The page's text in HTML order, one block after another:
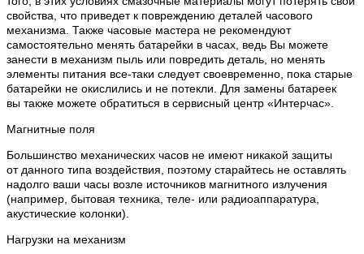
свойства, что приведет к повреждению деталей часового
механизма. Также часовые мастера не рекомендуют
самостоятельно менять батарейки в часах, ведь Вы можете
занести в механизм пыль или повредить деталь, но менять
элементы питания все-таки следует своевременно, пока старые
батарейки не окислились и не потекли. Для замены батареек
вы также можете обратиться в сервисный центр «Интерчас».
Магнитные поля
Большинство механических часов не имеют никакой защиты
от данного типа воздействия, поэтому старайтесь не оставлять
надолго ваши часы возле источников магнитного излучения
(например, бытовая техника, теле- или радиоаппаратура,
акустические колонки).
Нагрузки на механизм